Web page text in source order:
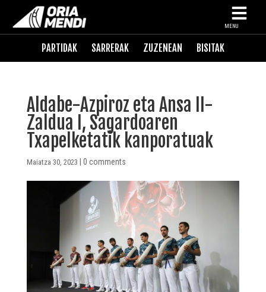
MENU
PARTIDAK SARRERAK ZUZENEAN BISITAK
Aldabe-Azpiroz eta Ansa II-
Zaldua I, Sagardoaren
Txapelketatik kanporatuak
Maiatza 30, 2023 0 comments